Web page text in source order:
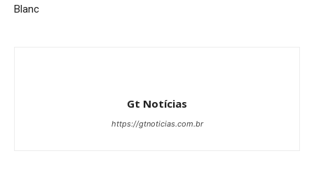
Blanc
Gt Notícias
https://gtnoticias.com.br